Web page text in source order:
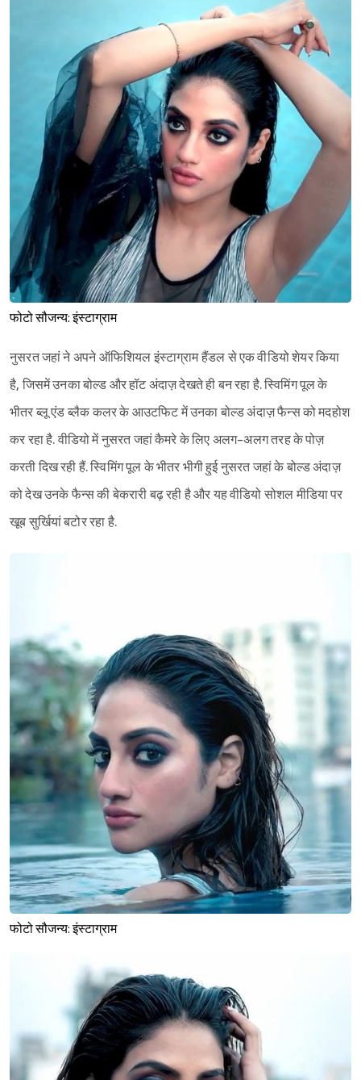
फोटो सौजन्य: इंस्टाग्राम
नुसरत जहां ने अपने ऑफिशियल इंस्टाग्राम हैंडल से एक वीडियो शेयर किया
है, जिसमें उनका बोल्ड और हॉट अंदाज़ देखते ही बन रहा है. स्विमिंग पूल के
भीतर ब्लू एंड ब्लैक कलर के आउटफिट में उनका बोल्ड अंदाज़ फैन्स को मदहोश
कर रहा है. वीडियो में नुसरत जहां कैमरे के लिए अलग-अलग तरह के पोज़
करती दिख रही हैं. स्विमिंग पूल के भीतर भीगी हुई नुसरत जहां के बोल्ड अंदाज़
को देख उनके फैन्स की बेकरारी बढ़ रही है और यह वीडियो सोशल मीडिया पर
खूब सुर्खियां बटोर रहा है.
फोटो सौजन्य: इंस्टाग्राम